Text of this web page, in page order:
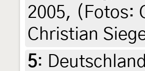
2005, (Fotos:
Christian
5: